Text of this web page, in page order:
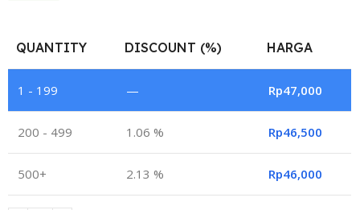
QUANTITY DISCOUNT (%) HARGA
1 - 199 — Rp47,000
200 - 499 1.06 % Rp46,500
500+ 2.13 % Rp46,000